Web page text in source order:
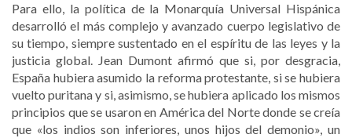
Para ello, la política de la Monarquía Universal Hispánica
desarrolló el más complejo y avanzado cuerpo legislativo de
su tiempo, siempre sustentado en el espíritu de las leyes y la
justicia global. Jean Dumont afirmó que si, por desgracia,
España hubiera asumido la reforma protestante, si se hubiera
vuelto puritana y si, asimismo, se hubiera aplicado los mismos
principios que se usaron en América del Norte donde se creía
que «los indios son inferiores, unos hijos del demonio», un